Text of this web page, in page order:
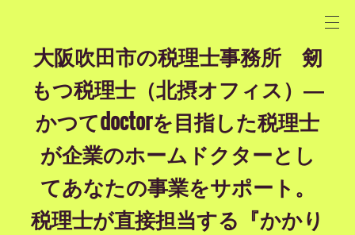
大阪吹田市の税理士事務所 剱
もつ税理士（北摂オフィス）―
かつてdoctorを目指した税理士
が企業のホームドクターとし
てあなたの事業をサポート。
税理士が直接担当する『かかり